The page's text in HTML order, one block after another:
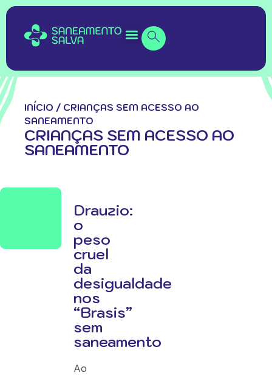
INÍCIO / CRIANÇAS SEM ACESSO AO
SANEAMENTO
CRIANÇAS SEM ACESSO AO
SANEAMENTO
Drauzio:
o
peso
cruel
da
desigualdade
nos
“Brasis”
sem
saneamento
Ao